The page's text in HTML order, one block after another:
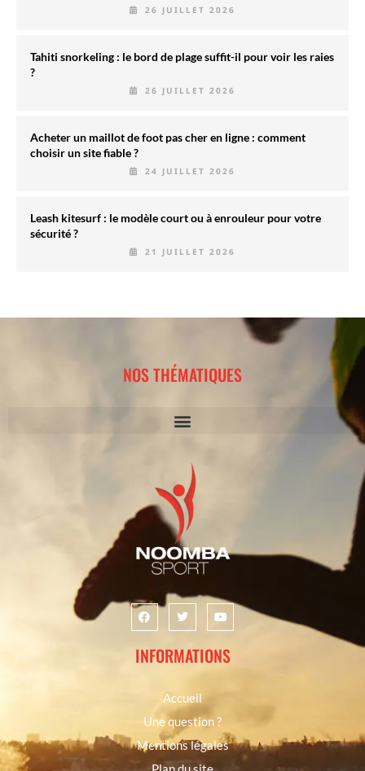
26 JUILLET 2026
Tahiti snorkeling : le bord de plage suffit-il pour voir les raies
?
26 JUILLET 2026
Acheter un maillot de foot pas cher en ligne : comment
choisir un site fiable ?
24 JUILLET 2026
Leash kitesurf : le modèle court ou à enrouleur pour votre
sécurité ?
21 JUILLET 2026
NOS THÉMATIQUES
INFORMATIONS
Accueil
Une question ?
Mentions légales